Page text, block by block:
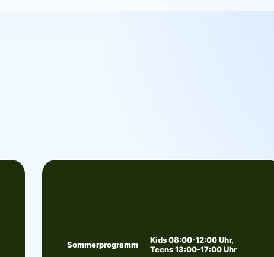
Sommerprogramm
Kids 08:00-12:00 Uhr,
Teens 13:00-17:00 Uhr